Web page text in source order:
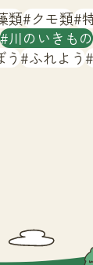
類 クモ類
川のいきもの
う ふれよう